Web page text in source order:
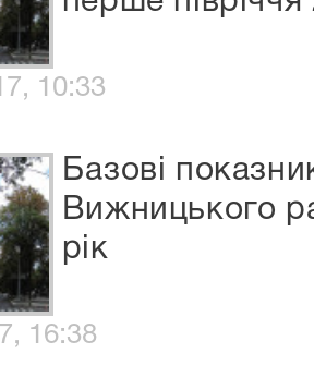
10:33
Базові
Вижницького
рік
16:38